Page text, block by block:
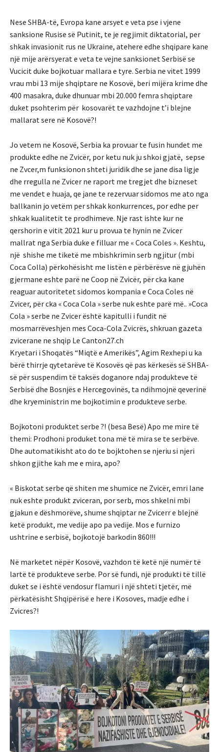
Nese SHBA-të, Evropa kane arsyet e veta pse i vjene
sanksione Rusise së Putinit, te je regjimit diktatorial, per
shkak invasionit rus ne Ukraine, atehere edhe shqipare kane
një mije arërsyerat e veta te vejne sanksionet Serbisë se
Vucicit duke bojkotuar mallara e tyre. Serbia ne vitet 1999
vrau mbi 13 mije shqiptare ne Kosovë, beri mijëra krime dhe
400 masakra, duke dhunuar mbi 20.000 femra shqiptare
duket psohterim për kosovarët te vazhdojne t’i blejne
mallarat sere në Kosovë?!
Jo vetem ne Kosovë, Serbia ka provuar te fusin hundet me
produkte edhe ne Zvicër, por ketu nuk ju shkoi gjatë, sepse
ne Zvcer,m funksionon shteti juridik dhe se jane disa ligje
dhe rregulla ne Zvicer ne raport me tregjet dhe bizneset
me vendet e huaja, qe jane te rezervuar sidomos me ato nga
ballkanin jo vetëm per shkak konkurrences, por edhe per
shkak kualitetit te prodhimeve. Nje rast ishte kur ne
qershorin e vitit 2021 kur u provua te hynin ne Zvicer
mallrat nga Serbia duke e filluar me « Coca Coles ». Keshtu,
një shishe me tiketë me mbishkrimin serb ngjitur (mbi
Coca Colla) përkohësisht me listën e përbërësve në gjuhën
gjermane eshte parë ne Coop në Zvicër, për cka kane
reaguar autoritetet sidomos kompania e Coca Coles në
Zvicer, për cka « Coca Cola » serbe nuk eshte parë më.. »Coca
Cola » serbe ne Zvicer është kapitulli i fundit në
mosmarrëveshjen mes Coca-Cola Zvicrës, shkruan gazeta
zvicerane ne shqip Le Canton27.ch
Kryetari i Shoqatës “Miqtë e Amerikës”, Agim Rexhepi u ka
bërë thirrje qytetarëve të Kosovës që pas kërkesës së SHBA-
së për suspendim të taksës doganore ndaj produkteve të
Serbisë dhe Bosnjës e Hercegovinës, ta ndihmojnë qeverinë
dhe kryeministrin me bojkotimin e produkteve serbe.
Bojkotoni produktet serbe ?! (besa Besë) Apo me mire të
themi: Prodhoni produket tona më të mira se te serbëve.
Dhe automatikisht ato do te bojktohen se njeriu si njeri
shkon gjithe kah me e mira, apo?
« Biskotat serbe që shiten me shumice ne Zvicër, emri lane
nuk eshte produkt zviceran, por serb, mos shkelni mbi
gjakun e dëshmorëve, shume shqiptar ne Zvicerr e blejnë
ketë produkt, me vedije apo pa vedije. Mos e furnizo
ushtrine e serbisë, bojkotojë barkodin 860!!!
Në marketet nëpër Kosovë, vazhdon të ketë një numër të
lartë të produkteve serbe. Por së fundi, një produkti të tillë
duket se i është vendosur flamuri i një shteti tjetër, më
përkatësisht Shqipërisë e here i Kosoves, madje edhe i
Zvicres?!